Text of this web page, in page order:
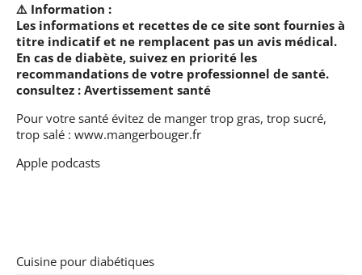
⚠️ Information :
Les informations et recettes de ce site sont fournies à
titre indicatif et ne remplacent pas un avis médical.
En cas de diabète, suivez en priorité les
recommandations de votre professionnel de santé.
consultez : Avertissement santé
Pour votre santé évitez de manger trop gras, trop sucré,
trop salé : www.mangerbouger.fr
Apple podcasts
Cuisine pour diabétiques